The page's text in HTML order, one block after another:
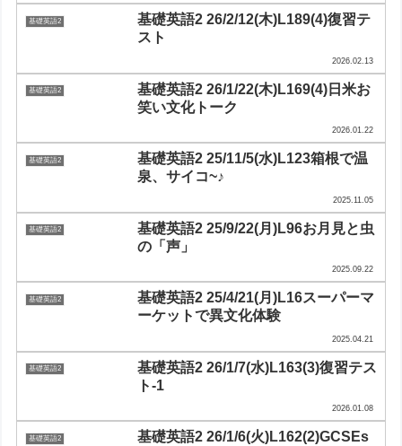
基礎英語2
基礎英語2 26/2/12(木)L189(4)復習テ
スト
2026.02.13
基礎英語2
基礎英語2 26/1/22(木)L169(4)日米お
笑い文化トーク
2026.01.22
基礎英語2
基礎英語2 25/11/5(水)L123箱根で温
泉、サイコ~♪
2025.11.05
基礎英語2
基礎英語2 25/9/22(月)L96お月見と虫
の「声」
2025.09.22
基礎英語2
基礎英語2 25/4/21(月)L16スーパーマ
ーケットで異文化体験
2025.04.21
基礎英語2
基礎英語2 26/1/7(水)L163(3)復習テス
ト-1
2026.01.08
基礎英語2
基礎英語2 26/1/6(火)L162(2)GCSEs